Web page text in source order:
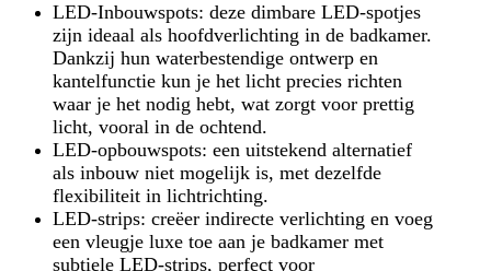
LED-Inbouwspots: deze dimbare LED-spotjes
zijn ideaal als hoofdverlichting in de badkamer.
Dankzij hun waterbestendige ontwerp en
kantelfunctie kun je het licht precies richten
waar je het nodig hebt, wat zorgt voor prettig
licht, vooral in de ochtend.
LED-opbouwspots: een uitstekend alternatief
als inbouw niet mogelijk is, met dezelfde
flexibiliteit in lichtrichting.
LED-strips: creëer indirecte verlichting en voeg
een vleugje luxe toe aan je badkamer met
subtiele LED-strips, perfect voor